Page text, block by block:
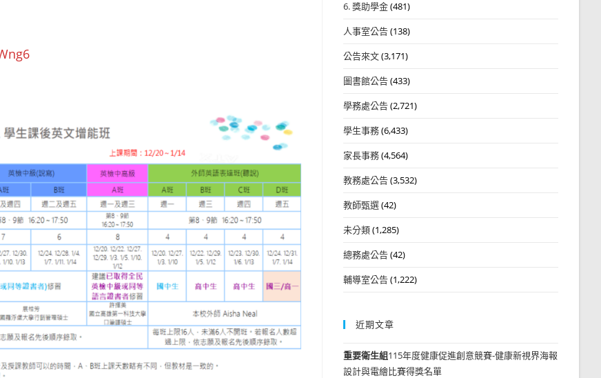
6. 獎助學金(481)
人事室公告(138)
公告來文(3,171)
圖書館公告(433)
學務處公告(2,721)
學生事務(6,433)
家長事務(4,564)
教務處公告(3,532)
教師甄選(42)
未分類(1,285)
總務處公告(42)
輔導室公告(1,222)
近期文章
重要衛生組115年度健康促進創意競賽-健康新視界海報
設計與電繪比賽得獎名單